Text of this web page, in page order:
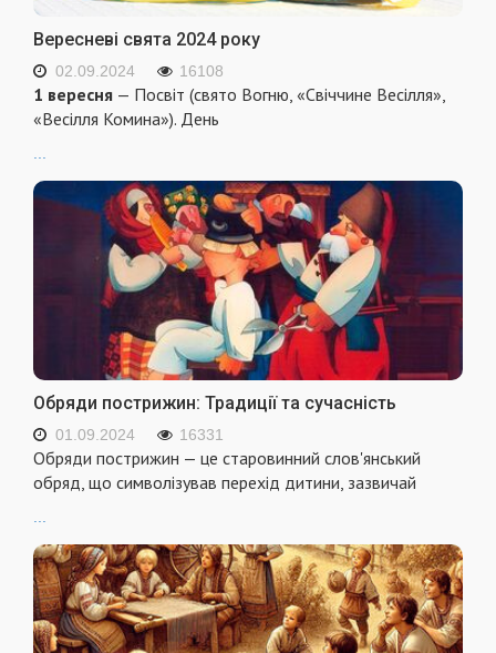
Вересневі свята 2024 року
02.09.2024 16108
1 вересня — Посвіт (свято Вогню, «Свіччине Весілля»,
«Весілля Комина»). День
Обряди пострижин: Традиції та сучасність
01.09.2024 16331
Обряди пострижин — це старовинний слов'янський
обряд, що символізував перехід дитини, зазвичай
...